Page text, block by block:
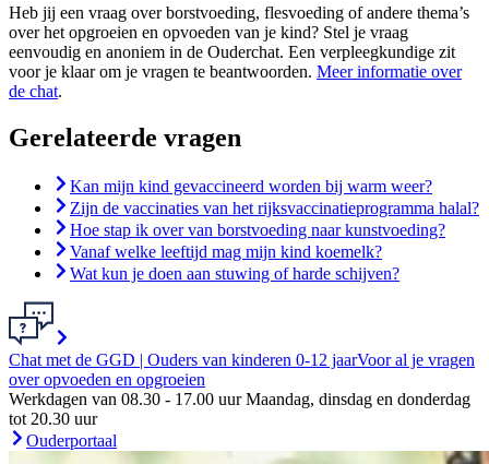
Heb jij een vraag over borstvoeding, flesvoeding of andere thema’s
over het opgroeien en opvoeden van je kind? Stel je vraag
eenvoudig en anoniem in de Ouderchat. Een verpleegkundige zit
voor je klaar om je vragen te beantwoorden. Meer informatie over
de chat.
Gerelateerde vragen
Kan mijn kind gevaccineerd worden bij warm weer?
Zijn de vaccinaties van het rijksvaccinatieprogramma halal?
Hoe stap ik over van borstvoeding naar kunstvoeding?
Vanaf welke leeftijd mag mijn kind koemelk?
Wat kun je doen aan stuwing of harde schijven?
Chat met de GGD | Ouders van kinderen 0-12 jaarVoor al je vragen
over opvoeden en opgroeien
Werkdagen van 08.30 - 17.00 uur Maandag, dinsdag en donderdag
tot 20.30 uur
Ouderportaal